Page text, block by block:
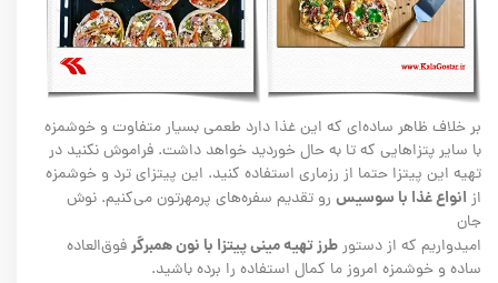
بر خلاف ظاهر ساده‌ای که این غذا دارد طعمی بسیار متفاوت و خوشمزه
با سایر پتزاهایی که تا به حال خوردید خواهد داشت. فراموش نکنید در
تهیه این پیتزا حتما از رزماری استفاده کنید. این پیتزای ترد و خوشمزه
از انواع غذا با سوسیس رو تقدیم سفره‌های پرمهرتون می‌کنیم. نوش
جان
امیدواریم که از دستورطرز تهیه مینی پیتزا با نون همبرگرفوق‌العاده
ساده و خوشمزه امروز ما کمال استفاده را برده باشید.